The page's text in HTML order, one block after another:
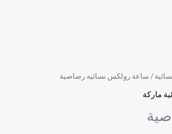
/ ساعة رولكس نسائيه رصاصية
ماركة